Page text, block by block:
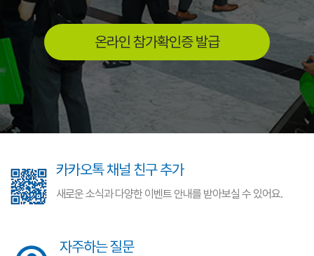
온라인 참가확인증 발급
카카오톡 채널 친구 추가
새로운 소식과 다양한 이벤트 안내를 받아보실 수 있어요.
자주하는 질문